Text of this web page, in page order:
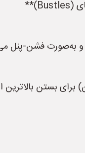
به‌صورت فشن‑پنل
بستن بالاترین